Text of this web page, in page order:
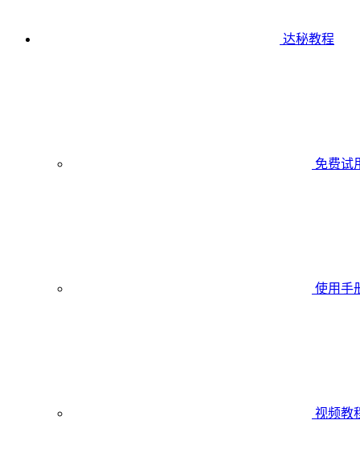
达秘教程
免费试
使用手
视频教